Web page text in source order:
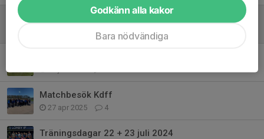
1
Matchbesök Kdff
27 apr 2025 4
Träningsdagar 22 + 23 juli 2024
Godkänn alla kakor
Bara nödvändiga